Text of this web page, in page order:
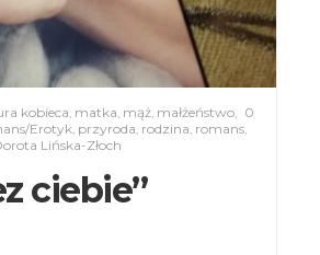
0
kobieca matka mąż małżeństwo
Erotyk przyroda rodzina romans
Lińska-Złoch
ciebie”